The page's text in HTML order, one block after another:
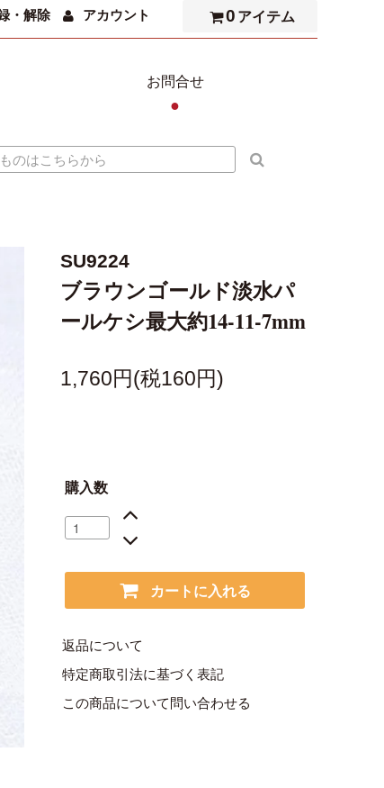
・解除 アカウント 0 アイテム
お問合せ
●
SU9224
ブラウンゴールド淡水パ
ールケシ最大約14-11-7mm
1,760円(税160円)
購入数
カートに入れる
返品について
特定商取引法に基づく表記
この商品について問い合わせる